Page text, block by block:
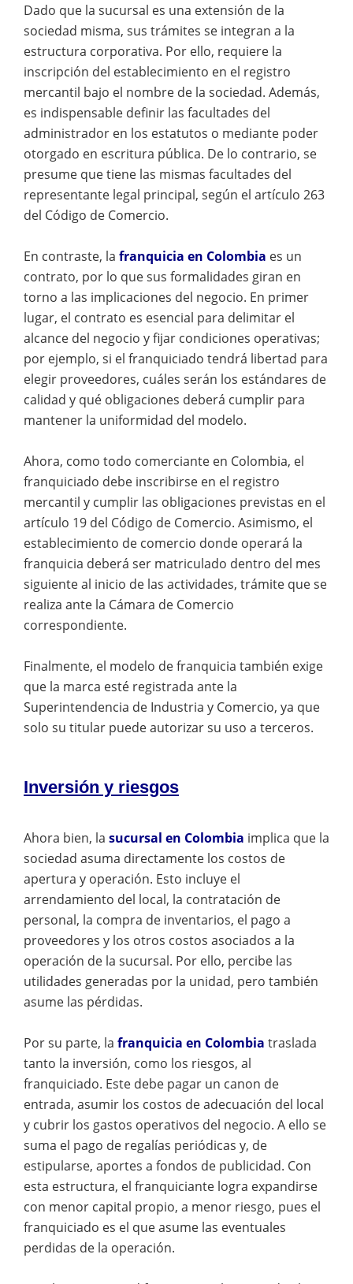
Dado que la sucursal es una extensión de la
sociedad misma, sus trámites se integran a la
estructura corporativa. Por ello, requiere la
inscripción del establecimiento en el registro
mercantil bajo el nombre de la sociedad. Además,
es indispensable definir las facultades del
administrador en los estatutos o mediante poder
otorgado en escritura pública. De lo contrario, se
presume que tiene las mismas facultades del
representante legal principal, según el artículo 263
del Código de Comercio.
En contraste, la franquicia en Colombia es un
contrato, por lo que sus formalidades giran en
torno a las implicaciones del negocio. En primer
lugar, el contrato es esencial para delimitar el
alcance del negocio y fijar condiciones operativas;
por ejemplo, si el franquiciado tendrá libertad para
elegir proveedores, cuáles serán los estándares de
calidad y qué obligaciones deberá cumplir para
mantener la uniformidad del modelo.
Ahora, como todo comerciante en Colombia, el
franquiciado debe inscribirse en el registro
mercantil y cumplir las obligaciones previstas en el
artículo 19 del Código de Comercio. Asimismo, el
establecimiento de comercio donde operará la
franquicia deberá ser matriculado dentro del mes
siguiente al inicio de las actividades, trámite que se
realiza ante la Cámara de Comercio
correspondiente.
Finalmente, el modelo de franquicia también exige
que la marca esté registrada ante la
Superintendencia de Industria y Comercio, ya que
solo su titular puede autorizar su uso a terceros.
Inversión y riesgos
Ahora bien, la sucursal en Colombia implica que la
sociedad asuma directamente los costos de
apertura y operación. Esto incluye el
arrendamiento del local, la contratación de
personal, la compra de inventarios, el pago a
proveedores y los otros costos asociados a la
operación de la sucursal. Por ello, percibe las
utilidades generadas por la unidad, pero también
asume las pérdidas.
Por su parte, la franquicia en Colombia traslada
tanto la inversión, como los riesgos, al
franquiciado. Este debe pagar un canon de
entrada, asumir los costos de adecuación del local
y cubrir los gastos operativos del negocio. A ello se
suma el pago de regalías periódicas y, de
estipularse, aportes a fondos de publicidad. Con
esta estructura, el franquiciante logra expandirse
con menor capital propio, a menor riesgo, pues el
franquiciado es el que asume las eventuales
perdidas de la operación.